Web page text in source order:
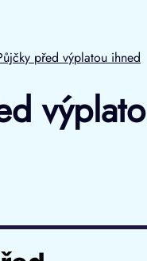
před výplatou ihned